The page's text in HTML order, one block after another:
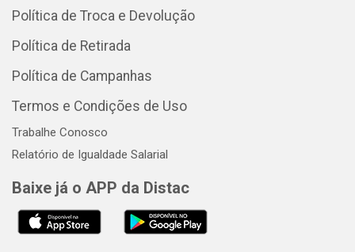
Política de Troca e Devolução
Política de Retirada
Política de Campanhas
Termos e Condições de Uso
Trabalhe Conosco
Relatório de Igualdade Salarial
Baixe já o APP da Distac